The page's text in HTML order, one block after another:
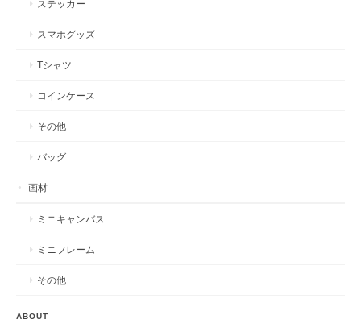
ステッカー
スマホグッズ
Tシャツ
コインケース
その他
バッグ
画材
ミニキャンバス
ミニフレーム
その他
ABOUT